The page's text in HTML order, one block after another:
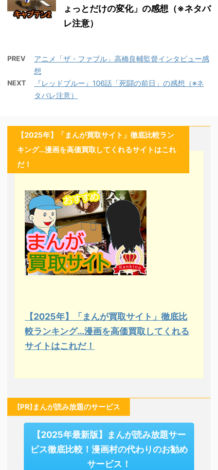
ょっとだけの変化」の感想（※ネタバ
レ注意）
PREV
アニメ「ザ・ファブル」高橋良輔監督インタビュー感
想
NEXT
『レッドブルー』106話「死闘の前日」の感想（※ネ
タバレ注意）
【2025年】「まんが買取サイト」徹底比較ラン
キング…漫画を高価買取してくれるサイトはこれ
だ！
【2025年】「まんが買取サイト」徹底比
較ランキング…漫画を高価買取してくれる
サイトはこれだ！
[PR]まんが読み放題のサービス
【2025年最新版】まんが読み放題サー
ビス徹底比較！漫画村の代わりのお勧め
サービス！